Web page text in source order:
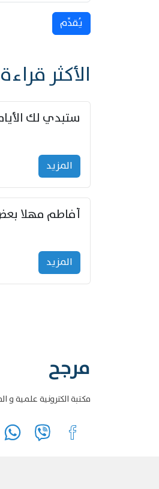
يُقدِّم
الأكثر قراءة
المزید
المزید
مرجح
مكتبة الكترونية علمية و